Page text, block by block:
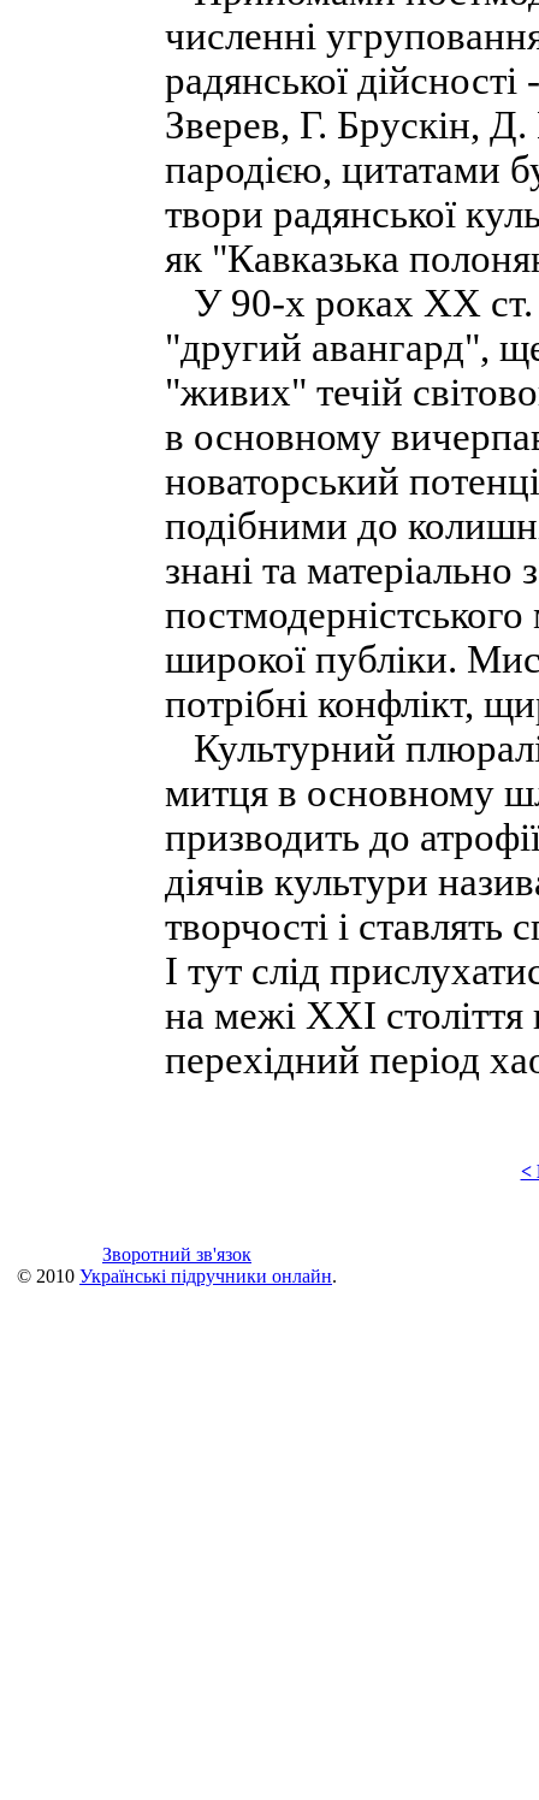
численні
радянської
Зверев, Г. Брускін,
пародією, цитатами
твори радянської
як "Кавказька
У 90-х роках XX ст.
"другий авангард",
"живих" течій
в основному
новаторський
подібними до
знані та матеріально
широкої публіки.
потрібні конфлікт,
Культурний
митця в основному
призводить до
діячів культури
творчості і
І тут слід
на межі XXI століття
перехідний період
<
Зворотний зв'язок
© 2010 Українські підручники онлайн.